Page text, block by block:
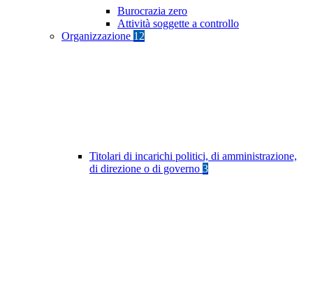
Burocrazia zero
Attività soggette a controllo
Organizzazione 12
Titolari di incarichi politici, di amministrazione,
di direzione o di governo 3